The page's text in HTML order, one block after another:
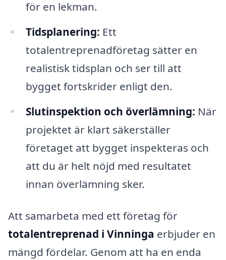
för en lekman.
Tidsplanering: Ett
totalentreprenadföretag sätter en
realistisk tidsplan och ser till att
bygget fortskrider enligt den.
Slutinspektion och överlämning: När
projektet är klart säkerställer
företaget att bygget inspekteras och
att du är helt nöjd med resultatet
innan överlämning sker.
Att samarbeta med ett företag för
totalentreprenad i Vinninga erbjuder en
mängd fördelar. Genom att ha en enda